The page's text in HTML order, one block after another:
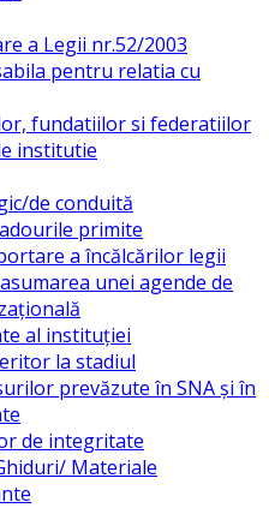
a Legii nr.52/2003
pentru relatia cu
fundatiilor si federatiilor
institutie
de conduită
primite
a încălcărilor legii
unei agende de
al instituției
la stadiul
prevăzute în SNA și în
de integritate
Materiale